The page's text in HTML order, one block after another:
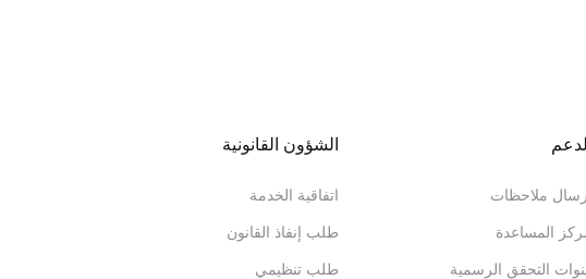
الدعم
ملاحظات
المساعدة
التحقق الرسمية
الشؤون القانونية
اتفاقية الخدمة
طلب إنفاذ القانون
طلب تنظيمي